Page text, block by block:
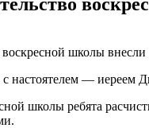
школы внесли
с настоятелем —
школы ребята